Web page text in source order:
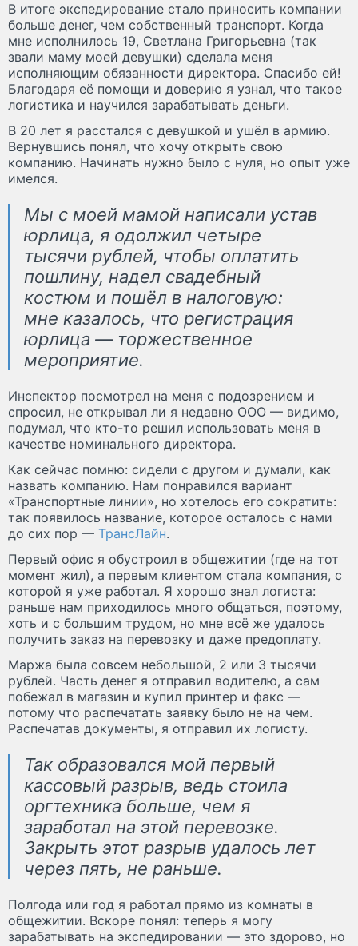
В итоге экспедирование стало приносить компании
больше денег, чем собственный транспорт. Когда
мне исполнилось 19, Светлана Григорьевна (так
звали маму моей девушки) сделала меня
исполняющим обязанности директора. Спасибо ей!
Благодаря её помощи и доверию я узнал, что такое
логистика и научился зарабатывать деньги.
В 20 лет я расстался с девушкой и ушёл в армию.
Вернувшись понял, что хочу открыть свою
компанию. Начинать нужно было с нуля, но опыт уже
имелся.
Мы с моей мамой написали устав
юрлица, я одолжил четыре
тысячи рублей, чтобы оплатить
пошлину, надел свадебный
костюм и пошёл в налоговую:
мне казалось, что регистрация
юрлица — торжественное
мероприятие.
Инспектор посмотрел на меня с подозрением и
спросил, не открывал ли я недавно ООО — видимо,
подумал, что кто-то решил использовать меня в
качестве номинального директора.
Как сейчас помню: сидели с другом и думали, как
назвать компанию. Нам понравился вариант
«Транспортные линии», но хотелось его сократить:
так появилось название, которое осталось с нами
до сих пор — ТрансЛайн.
Первый офис я обустроил в общежитии (где на тот
момент жил), а первым клиентом стала компания, с
которой я уже работал. Я хорошо знал логиста:
раньше нам приходилось много общаться, поэтому,
хоть и с большим трудом, но мне всё же удалось
получить заказ на перевозку и даже предоплату.
Маржа была совсем небольшой, 2 или 3 тысячи
рублей. Часть денег я отправил водителю, а сам
побежал в магазин и купил принтер и факс —
потому что распечатать заявку было не на чем.
Распечатав документы, я отправил их логисту.
Так образовался мой первый
кассовый разрыв, ведь стоила
оргтехника больше, чем я
заработал на этой перевозке.
Закрыть этот разрыв удалось лет
через пять, не раньше.
Полгода или год я работал прямо из комнаты в
общежитии. Вскоре понял: теперь я могу
зарабатывать на экспедировании — это здорово, но